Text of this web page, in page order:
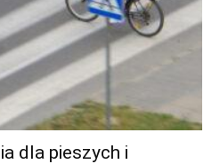
dla pieszych i